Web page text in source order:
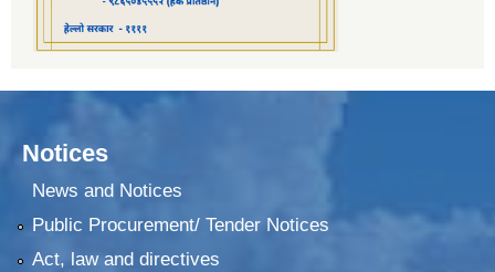
Notices
News and Notices
Public Procurement/ Tender Notices
Act, law and directives